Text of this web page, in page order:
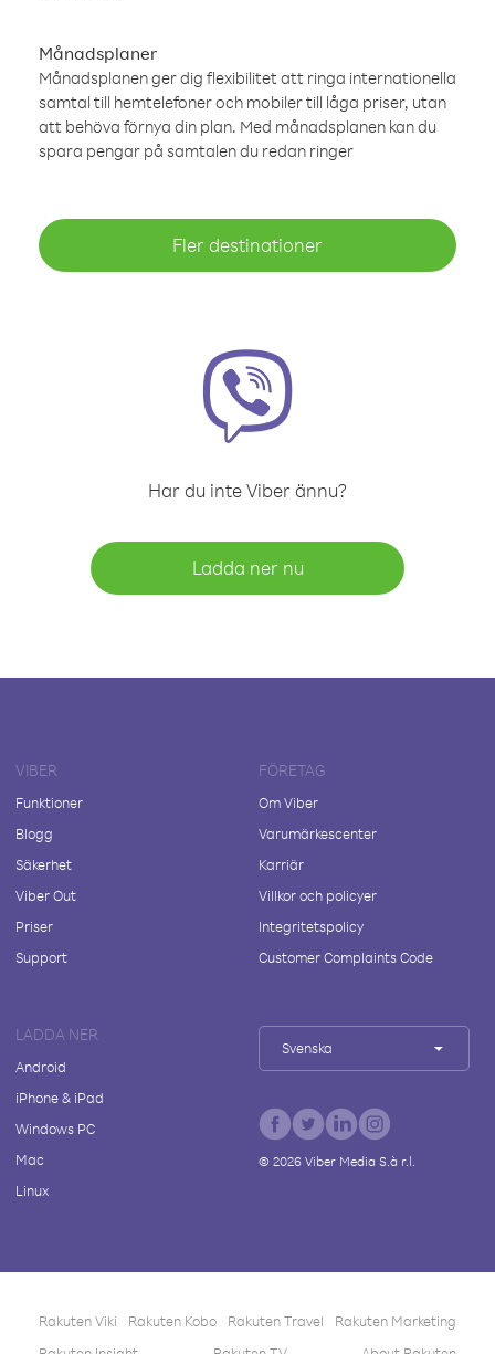
Månadsplaner
Månadsplanen ger dig flexibilitet att ringa internationella
samtal till hemtelefoner och mobiler till låga priser, utan
att behöva förnya din plan. Med månadsplanen kan du
spara pengar på samtalen du redan ringer
Fler destinationer
Har du inte Viber ännu?
Ladda ner nu
VIBER
Funktioner
Blogg
Säkerhet
Viber Out
Priser
Support
FÖRETAG
Om Viber
Varumärkescenter
Karriär
Villkor och policyer
Integritetspolicy
Customer Complaints Code
LADDA NER
Android
iPhone & iPad
Windows PC
Mac
Linux
Svenska
© 2026Viber Media S.à r.l.
Rakuten Viki Rakuten Kobo Rakuten Travel
Rakuten Marketing